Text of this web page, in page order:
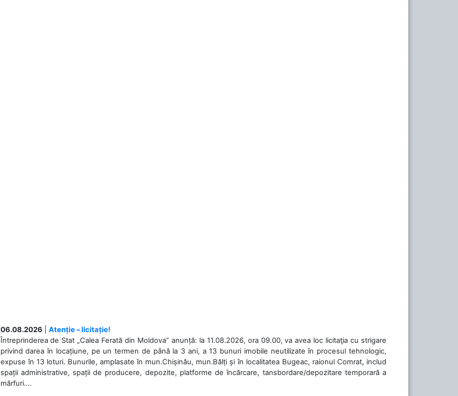
06.08.2026
Atenție – licitație!
Întreprinderea de Stat „Calea Ferată din Moldova” anunță: la 11.08.2026, ora 09.00, va avea loc licitaţia cu strigare
privind darea în locațiune, pe un termen de până la 3 ani, a 13 bunuri imobile neutilizate în procesul tehnologic,
expuse în 13 loturi. Bunurile, amplasate în mun.Chișinău, mun.Bălți și în localitatea Bugeac, raionul Comrat, includ
spații administrative, spații de producere, depozite, platforme de încărcare, tansbordare/depozitare temporară a
mărfuri....